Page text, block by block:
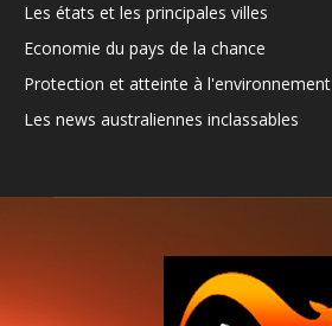
Les états et les principales villes
Economie du pays de la chance
Protection et atteinte à l'environnement
Les news australiennes inclassables